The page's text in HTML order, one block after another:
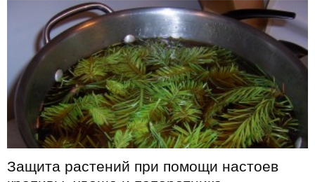
Защита растений при помощи настоев